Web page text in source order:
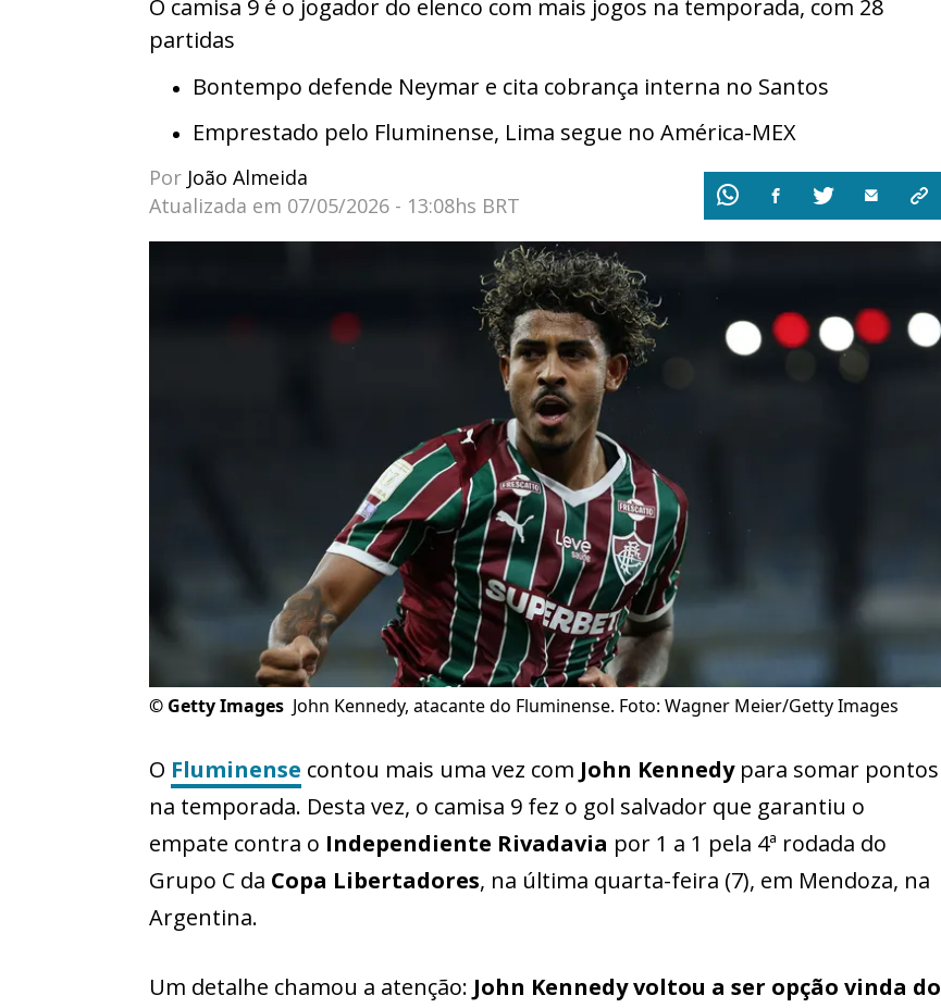
O camisa 9 é o jogador do elenco com mais jogos na temporada, com 28
partidas
Bontempo defende Neymar e cita cobrança interna no Santos
Emprestado pelo Fluminense, Lima segue no América-MEX
Por João Almeida
Atualizada em 07/05/2026 - 13:08hs BRT
© Getty Images John Kennedy, atacante do Fluminense. Foto: Wagner Meier/Getty Images
O Fluminense contou mais uma vez com John Kennedypara somar pontos
na temporada. Desta vez, o camisa 9 fez o gol salvador que garantiu o
empate contra o Independiente Rivadavia por 1 a 1 pela 4ª rodada do
Grupo C da Copa Libertadores, na última quarta-feira (7), em Mendoza, na
Argentina.
Um detalhe chamou a atenção: John Kennedy voltou a ser opção vinda do